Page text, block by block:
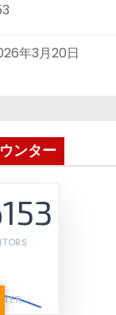
年3月20日
ンター